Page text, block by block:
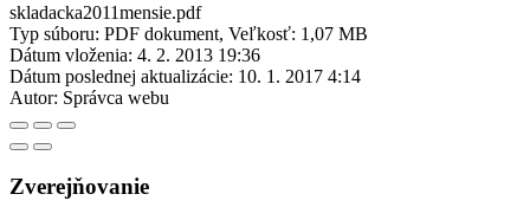
skladacka2011mensie.pdf
Typ súboru: PDF dokument, Veľkosť: 1,07 MB
Dátum vloženia: 4. 2. 2013 19:36
Dátum poslednej aktualizácie: 10. 1. 2017 4:14
Autor: Správca webu
Zverejňovanie